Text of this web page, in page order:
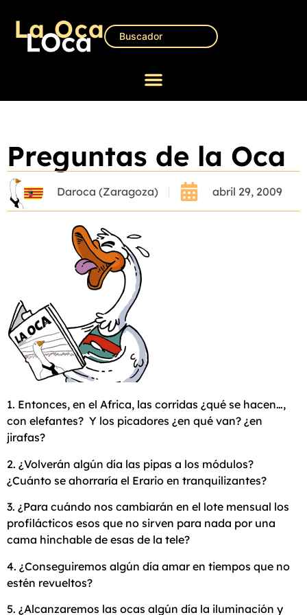
Preguntas de la Oca
Daroca (Zaragoza) abril 29, 2009
1. Entonces, en el Africa, las corridas ¿qué se hacen…,
con elefantes? Y los picadores ¿en qué van? ¿en
jirafas?
2. ¿Volverán algún día las pipas a los módulos?
¿Cuánto se ahorraría el Erario en tranquilizantes?
3. ¿Para cuándo nos cambiarán en el lote mensual los
profilácticos esos que no sirven para nada por una
cama hinchable de esas de la tele?
4. ¿Conseguiremos algún día amar en tiempos que no
estén revueltos?
5. ¿Alcanzaremos las ocas algún día la iluminación y